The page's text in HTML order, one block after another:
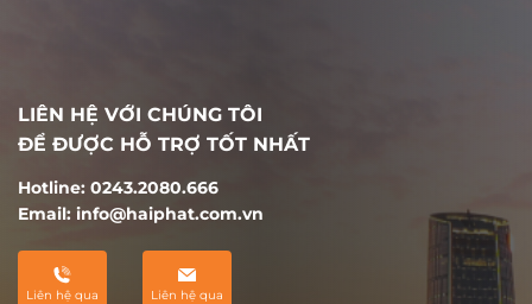
LIÊN HỆ VỚI CHÚNG TÔI
ĐỂ ĐƯỢC HỖ TRỢ TỐT NHẤT
Hotline: 0243.2080.666
Email: info@haiphat.com.vn
Liên hệ qua Liên hệ qua